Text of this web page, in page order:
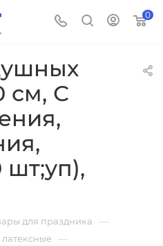
0
см, С
шт;уп),
для праздника —
—